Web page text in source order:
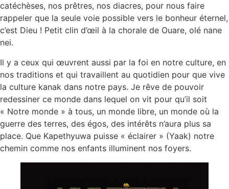
catéchèses, nos prêtres, nos diacres, pour nous faire
rappeler que la seule voie possible vers le bonheur éternel,
c’est Dieu ! Petit clin d’œil à la chorale de Ouare, olé nane
nei.
Il y a ceux qui œuvrent aussi par la foi en notre culture, en
nos traditions et qui travaillent au quotidien pour que vive
la culture kanak dans notre pays. Je rêve de pouvoir
redessiner ce monde dans lequel on vit pour qu’il soit
« Notre monde » à tous, un monde libre, un monde où la
guerre des terres, des égos, des intérêts n’aura plus sa
place. Que Kapethyuwa puisse « éclairer » (Yaak) notre
chemin comme nos enfants illuminent nos foyers.